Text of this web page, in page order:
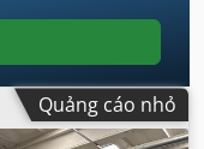
Quảng cáo nhỏ